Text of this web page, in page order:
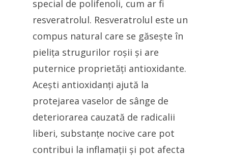
special de polifenoli, cum ar fi
resveratrolul. Resveratrolul este un
compus natural care se găsește în
pielița strugurilor roșii și are
puternice proprietăți antioxidante.
Acești antioxidanți ajută la
protejarea vaselor de sânge de
deteriorarea cauzată de radicalii
liberi, substanțe nocive care pot
contribui la inflamații și pot afecta